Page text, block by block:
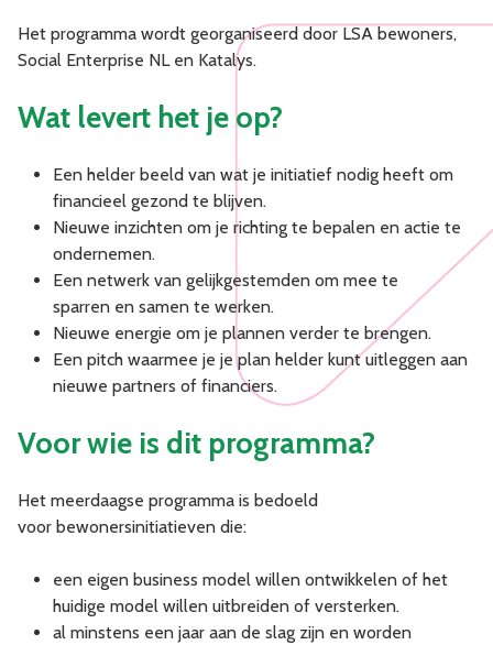
Het programma wordt georganiseerd door LSA bewoners,
Social Enterprise NL en Katalys.
Wat levert het je op?
Een helder beeld van wat je initiatief nodig heeft om
financieel gezond te blijven.
Nieuwe inzichten om je richting te bepalen en actie te
ondernemen.
Een netwerk van gelijkgestemden om mee te
sparren en samen te werken.
Nieuwe energie om je plannen verder te brengen.
Een pitch waarmee je je plan helder kunt uitleggen aan
nieuwe partners of financiers.
Voor wie is dit programma?
Het meerdaagse programma is bedoeld
voor bewonersinitiatieven die:
een eigen business model willen ontwikkelen of het
huidige model willen uitbreiden of versterken.
al minstens een jaar aan de slag zijn en worden